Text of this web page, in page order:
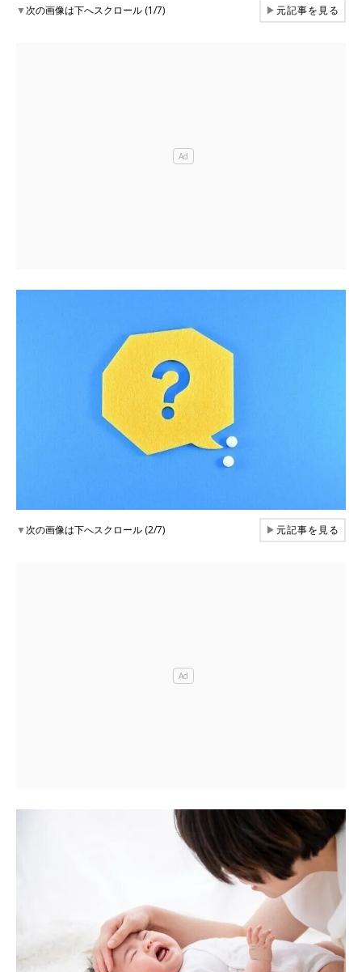
▼次の画像は下へスクロール (1/7) ▶元記事を見る
▼次の画像は下へスクロール (2/7) ▶元記事を見る